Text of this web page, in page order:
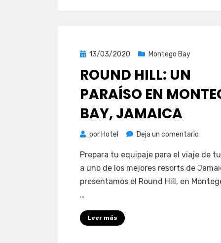
Publicada
13/03/2020 Montego Bay
ROUND HILL: UN
PARAÍSO EN
BAY, JAMAICA
por Hotel Deja un comentario
Hill:
un
paraíso
Prepara tu equipaje para el viaje de
a uno de los mejores resorts de
presentamos el Round Hill, en
…
Leer más